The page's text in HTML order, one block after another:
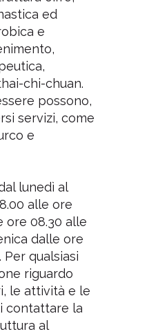
ed
e
chi-chuan.
possono,
servizi, come
e
lunedì al
alle ore
ore 08.30 alle
dalle ore
Per qualsiasi
riguardo
le attività e le
contattare la
al